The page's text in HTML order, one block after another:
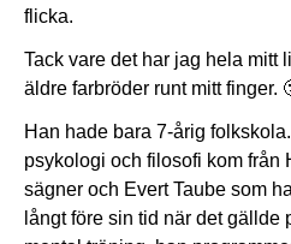
flicka.
Tack vare det har jag hela mitt
äldre farbröder runt mitt finger.
Han hade bara 7-årig
psykologi och filosofi kom från
sägner och Evert Taube som
långt före sin tid när det gällde